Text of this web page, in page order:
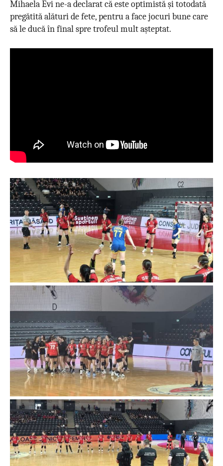
Mihaela Evi ne-a declarat că este optimistă și totodată
pregătită alături de fete, pentru a face jocuri bune care
să le ducă în final spre trofeul mult așteptat.